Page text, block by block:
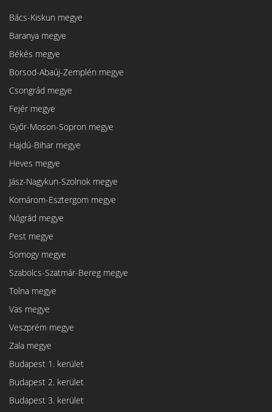
Bács-Kiskun megye
Baranya megye
Békés megye
Borsod-Abaúj-Zemplén megye
Csongrád megye
Fejér megye
Győr-Moson-Sopron megye
Hajdú-Bihar megye
Heves megye
Jász-Nagykun-Szolnok megye
Komárom-Esztergom megye
Nógrád megye
Pest megye
Somogy megye
Szabolcs-Szatmár-Bereg megye
Tolna megye
Vas megye
Veszprém megye
Zala megye
Budapest 1. kerület
Budapest 2. kerület
Budapest 3. kerület